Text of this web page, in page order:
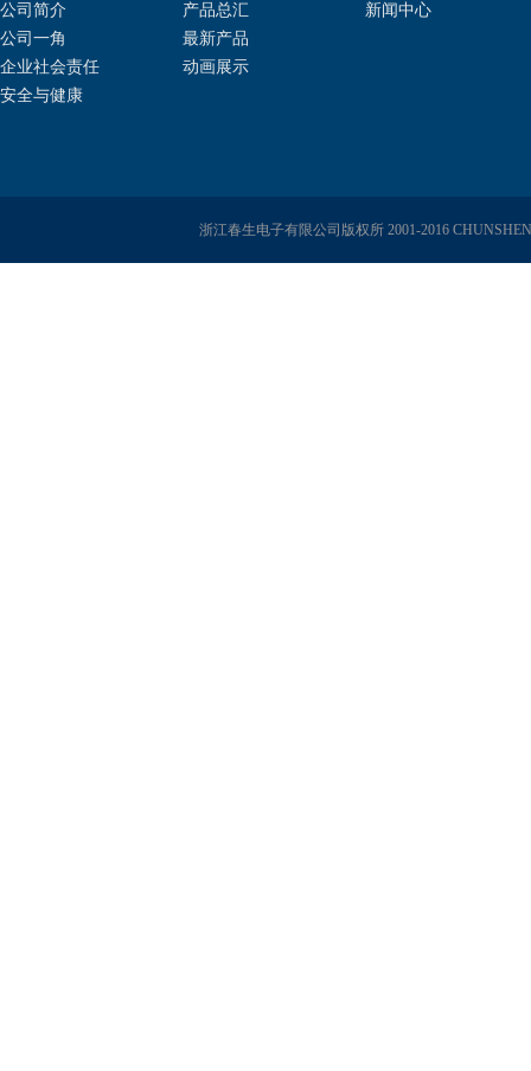
公司简介
公司一角
企业社会责任
安全与健康
产品总汇
最新产品
动画展示
新闻中心
浙江春生电子有限公司版权所 2001-2016